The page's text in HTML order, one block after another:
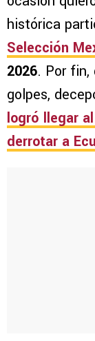
histórica
Selección
2026. Por
golpes,
logró llegar
derrotar a